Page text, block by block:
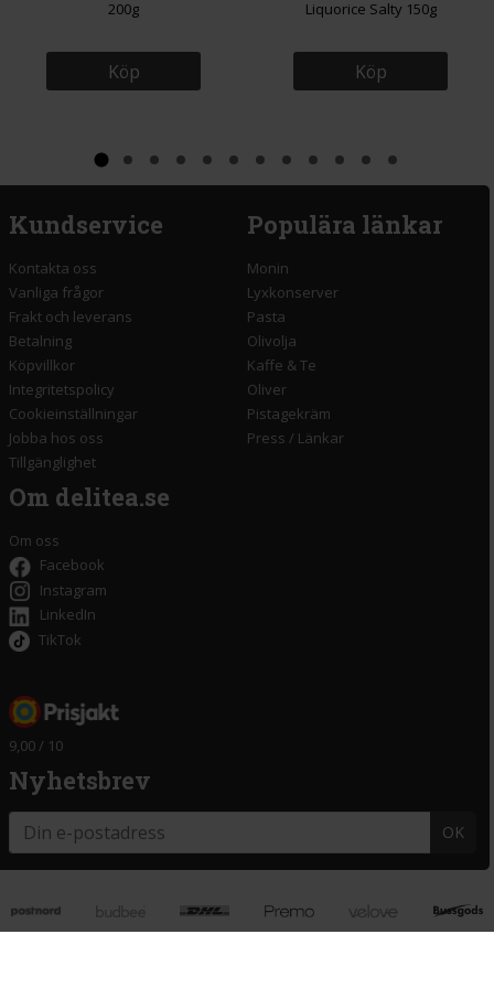
200g
Köp
Liquorice Salty 150g
Köp
Kundservice
Kontakta oss
Vanliga frågor
Frakt och leverans
Betalning
Köpvillkor
Integritetspolicy
Cookieinställningar
Jobba hos oss
Tillgänglighet
Populära länkar
Monin
Lyxkonserver
Pasta
Olivolja
Kaffe & Te
Oliver
Pistagekräm
Press / Länkar
Om delitea.se
Om oss
Facebook
Instagram
LinkedIn
TikTok
9,00 / 10
Nyhetsbrev
OK